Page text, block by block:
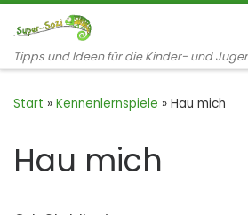
Zum Inhalt springen
Tipps und Ideen für die Kinder- und
Start » Kennenlernspiele » Hau mich
Hau mich